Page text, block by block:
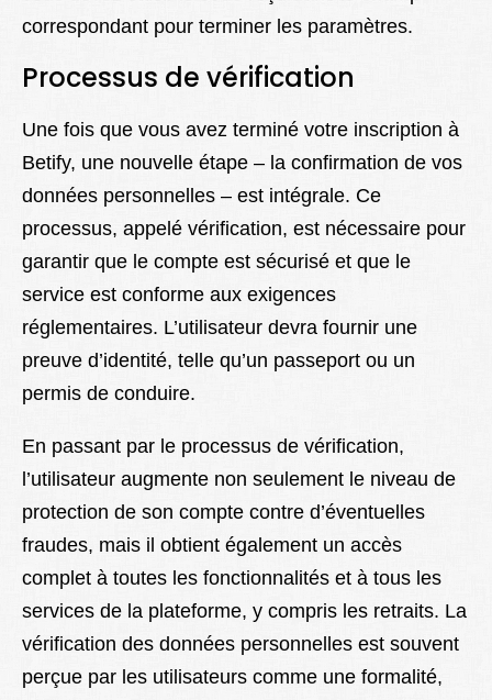
correspondant pour terminer les paramètres.
Processus de vérification
Une fois que vous avez terminé votre inscription à
Betify, une nouvelle étape – la confirmation de vos
données personnelles – est intégrale. Ce
processus, appelé vérification, est nécessaire pour
garantir que le compte est sécurisé et que le
service est conforme aux exigences
réglementaires. L’utilisateur devra fournir une
preuve d’identité, telle qu’un passeport ou un
permis de conduire.
En passant par le processus de vérification,
l’utilisateur augmente non seulement le niveau de
protection de son compte contre d’éventuelles
fraudes, mais il obtient également un accès
complet à toutes les fonctionnalités et à tous les
services de la plateforme, y compris les retraits. La
vérification des données personnelles est souvent
perçue par les utilisateurs comme une formalité,